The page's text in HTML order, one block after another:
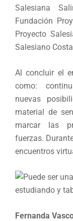
Salesiana
Fundación
Proyecto
Salesiano
Al concluir el
como:
nuevas
material de
marcar las
fuerzas.
encuentros
Fernanda